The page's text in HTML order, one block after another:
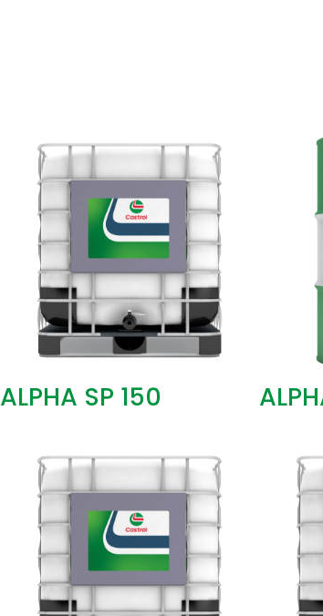
ALPHA SP 150